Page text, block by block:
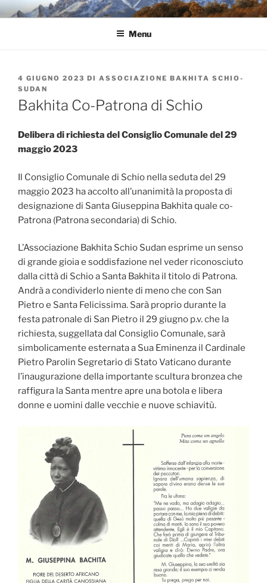
Salta
al
ASSOCIAZIONE BAKHITA
SCHIO-SUDAN
Per e con Bakhita
Menu
PUBBLICATO
IL
4 GIUGNO 2023 DI ASSOCIAZIONE BAKHITA SCHIO-
SUDAN
Bakhita Co-Patrona di Schio
Delibera di richiesta del Consiglio Comunale del 29
maggio 2023
Il Consiglio Comunale di Schio nella seduta del 29
maggio 2023 ha accolto all’unanimità la proposta di
designazione di Santa Giuseppina Bakhita quale co-
Patrona (Patrona secondaria) di Schio.
L’Associazione Bakhita Schio Sudan esprime un senso
di grande gioia e soddisfazione nel veder riconosciuto
dalla città di Schio a Santa Bakhita il titolo di Patrona.
Andrà a condividerlo niente di meno che con San
Pietro e Santa Felicissima. Sarà proprio durante la
festa patronale di San Pietro il 29 giugno p.v. che la
richiesta, suggellata dal Consiglio Comunale, sarà
simbolicamente esternata a Sua Eminenza il Cardinale
Pietro Parolin Segretario di Stato Vaticano durante
l’inaugurazione della importante scultura bronzea che
raffigura la Santa mentre apre una botola e libera
donne e uomini dalle vecchie e nuove schiavitù.